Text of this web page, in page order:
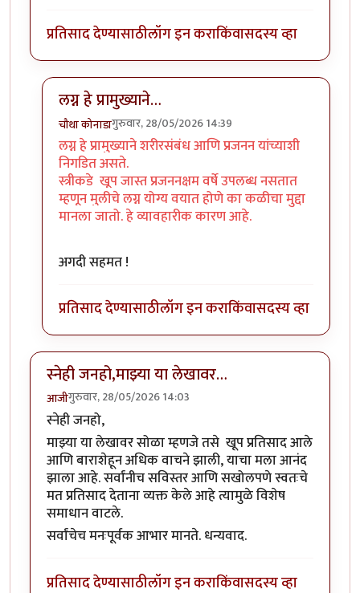
प्रतिसाद देण्यासाठीलॉग इन कराकिंवासदस्य व्हा
लग्न हे प्रामुख्याने…
चौथा कोनाडागुरुवार, 28/05/2026 14:39
In reply toग्न करणाऱ्या स्त्री/पुरुष…byअप्पा जोगळेकर
लग्न हे प्रामुख्याने शरीरसंबंध आणि प्रजनन यांच्याशी
निगडित असते.
स्त्रीकडे खूप जास्त प्रजननक्षम वर्षे उपलब्ध नसतात
म्हणून मुलीचे लग्न योग्य वयात होणे का कळीचा मुद्दा
मानला जातो. हे व्यावहारीक कारण आहे.
अगदी सहमत !
प्रतिसाद देण्यासाठीलॉग इन कराकिंवासदस्य व्हा
स्नेही जनहो,माझ्या या लेखावर…
आजीगुरुवार, 28/05/2026 14:03
स्नेही जनहो,
माझ्या या लेखावर सोळा म्हणजे तसे खूप प्रतिसाद आले
आणि बाराशेहून अधिक वाचने झाली, याचा मला आनंद
झाला आहे. सर्वांनीच सविस्तर आणि सखोलपणे स्वतःचे
मत प्रतिसाद देताना व्यक्त केले आहे त्यामुळे विशेष
समाधान वाटले.
सर्वांचेच मनःपूर्वक आभार मानते. धन्यवाद.
प्रतिसाद देण्यासाठीलॉग इन कराकिंवासदस्य व्हा